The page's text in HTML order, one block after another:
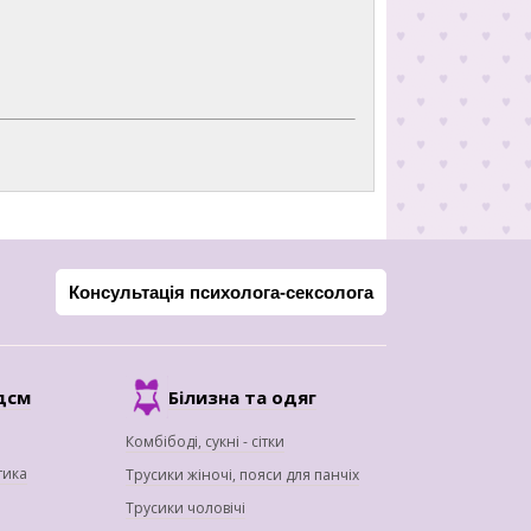
Консультація психолога-сексолога
Білизна та одяг
Комбібоді, сукні - сітки
Трусики жіночі, пояси для панчіх
Трусики чоловічі